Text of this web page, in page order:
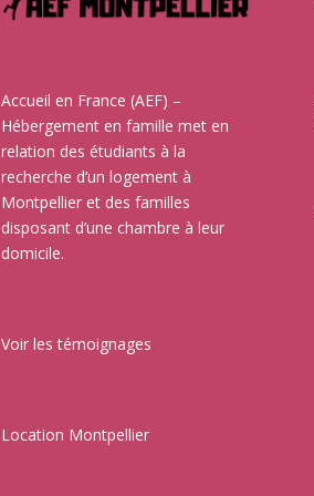
Accueil en France (AEF) –
Hébergement en famille met en
relation des étudiants à la
recherche d’un logement à
Montpellier et des familles
disposant d’une chambre à leur
domicile.
Voir les témoignages
Location Montpellier